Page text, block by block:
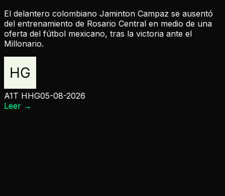
El delantero colombiano Jaminton Campaz se ausentó
del entrenamiento de Rosario Central en medio de una
oferta del fútbol mexicano, tras la victoria ante el
Millonario.
A1T HHG05-08-2026
Leer →